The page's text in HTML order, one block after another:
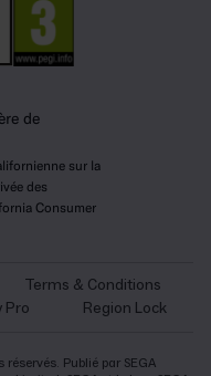
de
sur la
des
Consumer
Terms & Conditions
Pro Region Lock
Publié par SEGA